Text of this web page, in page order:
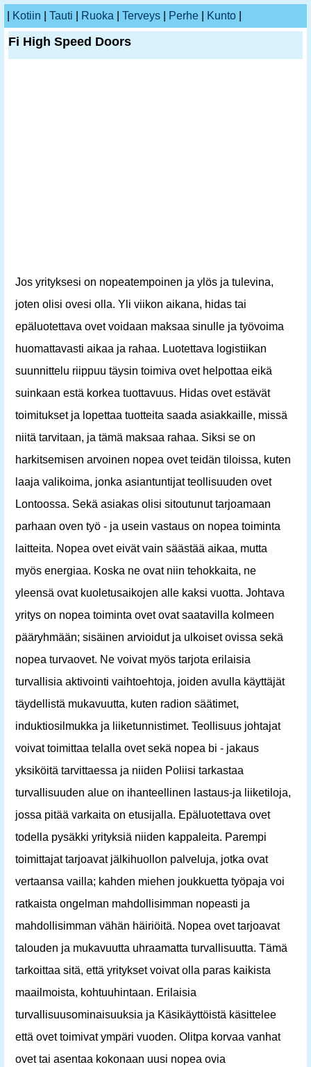
Kotiin Tauti Ruoka Terveys Perhe Kunto
Fi High Speed ​​Doors
Jos yrityksesi on nopeatempoinen ja ylös ja tulevina,
joten olisi ovesi olla. Yli viikon aikana, hidas tai
epäluotettava ovet voidaan maksaa sinulle ja työvoima
huomattavasti aikaa ja rahaa. Luotettava logistiikan
suunnittelu riippuu täysin toimiva ovet helpottaa eikä
suinkaan estä korkea tuottavuus. Hidas ovet estävät
toimitukset ja lopettaa tuotteita saada asiakkaille, missä
niitä tarvitaan, ja tämä maksaa rahaa. Siksi se on
harkitsemisen arvoinen nopea ovet teidän tiloissa, kuten
laaja valikoima, jonka asiantuntijat teollisuuden ovet
Lontoossa. Sekä asiakas olisi sitoutunut tarjoamaan
parhaan oven työ - ja usein vastaus on nopea toiminta
laitteita. Nopea ovet eivät vain säästää aikaa, mutta
myös energiaa. Koska ne ovat niin tehokkaita, ne
yleensä ovat kuoletusaikojen alle kaksi vuotta. Johtava
yritys on nopea toiminta ovet ovat saatavilla kolmeen
pääryhmään; sisäinen arvioidut ja ulkoiset ovissa sekä
nopea turvaovet. Ne voivat myös tarjota erilaisia ​​
turvallisia aktivointi vaihtoehtoja, joiden avulla käyttäjät
täydellistä mukavuutta, kuten radion säätimet,
induktiosilmukka ja liiketunnistimet. Teollisuus johtajat
voivat toimittaa telalla ovet sekä nopea bi - jakaus
yksiköitä tarvittaessa ja niiden Poliisi tarkastaa
turvallisuuden alue on ihanteellinen lastaus-ja liiketiloja,
jossa pitää varkaita on etusijalla. Epäluotettava ovet
todella pysäkki yrityksiä niiden kappaleita. Parempi
toimittajat tarjoavat jälkihuollon palveluja, jotka ovat
vertaansa vailla; kahden miehen joukkuetta työpaja voi
ratkaista ongelman mahdollisimman nopeasti ja
mahdollisimman vähän häiriöitä. Nopea ovet tarjoavat
talouden ja mukavuutta uhraamatta turvallisuutta. Tämä
tarkoittaa sitä, että yritykset voivat olla paras kaikista
maailmoista, kohtuuhintaan. Erilaisia ​​
turvallisuusominaisuuksia ja Käsikäyttöistä käsittelee
että ovet toimivat ympäri vuoden. Olitpa korvaa vanhat
ovet tai asentaa kokonaan uusi nopea ovia